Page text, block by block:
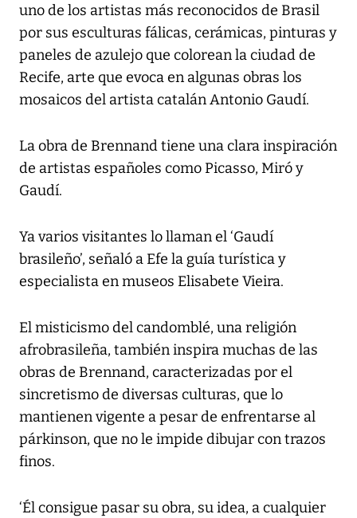
uno de los artistas más reconocidos de Brasil
por sus esculturas fálicas, cerámicas, pinturas y
paneles de azulejo que colorean la ciudad de
Recife, arte que evoca en algunas obras los
mosaicos del artista catalán Antonio Gaudí.
La obra de Brennand tiene una clara inspiración
de artistas españoles como Picasso, Miró y
Gaudí.
Ya varios visitantes lo llaman el ‘Gaudí
brasileño’, señaló a Efe la guía turística y
especialista en museos Elisabete Vieira.
El misticismo del candomblé, una religión
afrobrasileña, también inspira muchas de las
obras de Brennand, caracterizadas por el
sincretismo de diversas culturas, que lo
mantienen vigente a pesar de enfrentarse al
párkinson, que no le impide dibujar con trazos
finos.
‘Él consigue pasar su obra, su idea, a cualquier